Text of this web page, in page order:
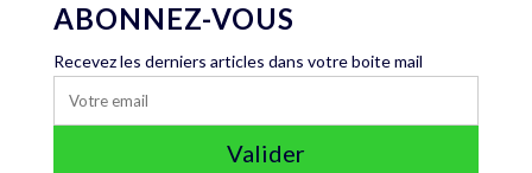
ABONNEZ-VOUS
Recevez les derniers articles dans votre boite mail